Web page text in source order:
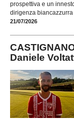
prospettiva e un
dirigenza
21/07/2026
Daniele